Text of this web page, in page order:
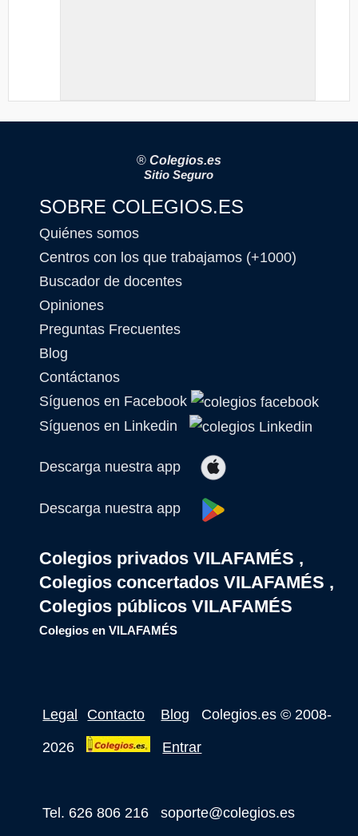
® Colegios.es
Sitio Seguro
SOBRE COLEGIOS.ES
Quiénes somos
Centros con los que trabajamos (+1000)
Buscador de docentes
Opiniones
Preguntas Frecuentes
Blog
Contáctanos
Síguenos en Facebook
Síguenos en Linkedin
Descarga nuestra app
Descarga nuestra app
Colegios privados VILAFAMÉS ,
Colegios concertados VILAFAMÉS ,
Colegios públicos VILAFAMÉS
Colegios en VILAFAMÉS
Legal Contacto Blog Colegios.es © 2008-
2026 Entrar
Tel. 626 806 216 soporte@colegios.es